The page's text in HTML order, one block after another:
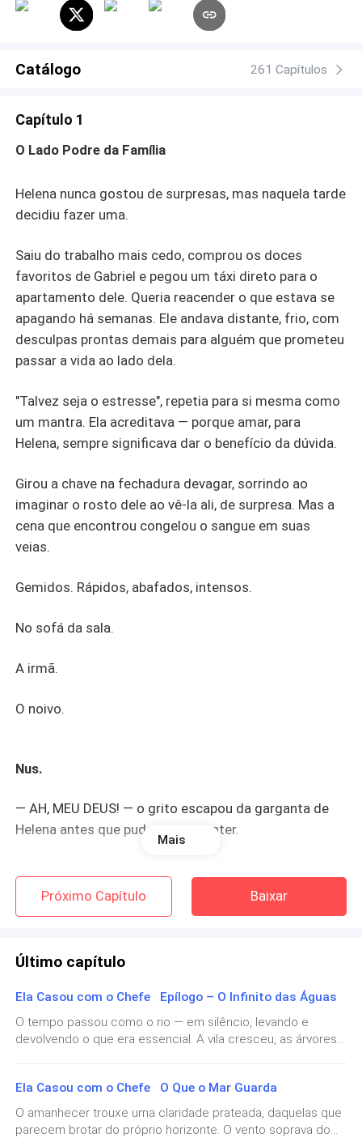
guerra silenciosa contra o passado. Porque agora,
Helena não quer apenas justiça. Ela quer fazer todos
Catálogo 261 Capítulos
Capítulo 1
O Lado Podre da Família
Helena nunca gostou de surpresas, mas naquela tarde
decidiu fazer uma.
Saiu do trabalho mais cedo, comprou os doces
favoritos de Gabriel e pegou um táxi direto para o
apartamento dele. Queria reacender o que estava se
apagando há semanas. Ele andava distante, frio, com
desculpas prontas demais para alguém que prometeu
passar a vida ao lado dela.
"Talvez seja o estresse", repetia para si mesma como
um mantra. Ela acreditava — porque amar, para
Helena, sempre significava dar o benefício da dúvida.
Girou a chave na fechadura devagar, sorrindo ao
imaginar o rosto dele ao vê-la ali, de surpresa. Mas a
cena que encontrou congelou o sangue em suas
veias.
Gemidos. Rápidos, abafados, intensos.
No sofá da sala.
A irmã.
O noivo.
Nus.
— AH, MEU DEUS! — o grito escapou da garganta de
Helena antes que pudesse se conter.
com uma almofada ridiculamente pequena. Isadora,
por outro lado, apenas puxou o lençol do sofá e cobriu
semicerrados. Sem culpa. Sem vergonha.
— Você tá louca? Invadindo a casa dos outros desse
jeito? — Isadora resmungou, como se tivesse sido a
ofendida.
estômago se revirava. Ela olhava para os dois, mas
nada fazia sentido.
Mais
Próximo Capítulo Baixar
Último capítulo
Ela Casou com o Chefe Epílogo – O Infinito das Águas
O tempo passou como o rio — em silêncio, levando e
devolvendo o que era essencial. A vila cresceu, as árvores
correram entre as estantes agora traziam seus próprios
filhos, e as histórias de Isadora e Rafael já não eram apenas
lembradas — eram contadas como se fizessem parte da
paisagem, como o som constante do rio ao fundo.Dizia-se
Ela Casou com o Chefe O Que o Mar Guarda
O amanhecer trouxe uma claridade prateada, daquelas que
parecem brotar do próprio horizonte. O vento soprava do